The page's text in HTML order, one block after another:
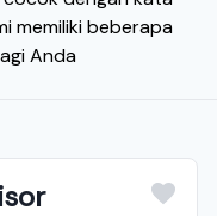
memiliki beberapa
Anda